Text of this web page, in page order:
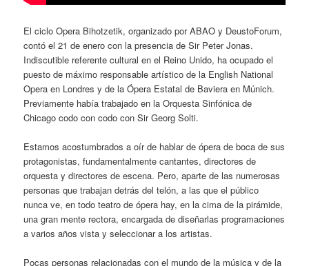
El ciclo Opera Bihotzetik, organizado por ABAO y DeustoForum,
contó el 21 de enero con la presencia de Sir Peter Jonas.
Indiscutible referente cultural en el Reino Unido, ha ocupado el
puesto de máximo responsable artístico de la English National
Opera en Londres y de la Ópera Estatal de Baviera en Múnich.
Previamente había trabajado en la Orquesta Sinfónica de
Chicago codo con codo con Sir Georg Solti.
Estamos acostumbrados a oír de hablar de ópera de boca de sus
protagonistas, fundamentalmente cantantes, directores de
orquesta y directores de escena. Pero, aparte de las numerosas
personas que trabajan detrás del telón, a las que el público
nunca ve, en todo teatro de ópera hay, en la cima de la pirámide,
una gran mente rectora, encargada de diseñarlas programaciones
a varios años vista y seleccionar a los artistas.
Pocas personas relacionadas con el mundo de la música y de la